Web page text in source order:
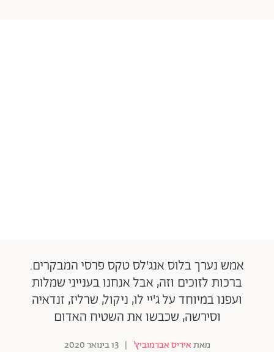
אמש נערך בלוס אנג'לס טקס פרסי המבקרים.
ברכות לזוכים וזה, אבל אנחנו בענייני שמלות
ועפנו במיוחד על ג'יי לו, ניקול, שרליז, זנדאיה
וסירשה, שכבשו את השטיח האדום
מאתאיריס אברמוביץ' | 13 בינואר 2020